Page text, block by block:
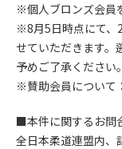
※個人ブロンズ会員
※8月5日時点にて、
せていただきます。
予めご了承ください。
※賛助会員について：
■本件に関するお問
全日本柔道連盟内、